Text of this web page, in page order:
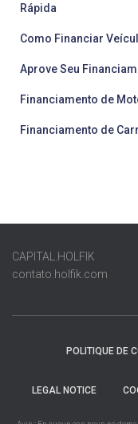
Rápida
Como Financiar
Aprove Seu
Financiamento de
Financiamento de
CAPITAL.HOLFIK
contato.holfik.com
POLITIQUE DE
LEGAL NOTICE